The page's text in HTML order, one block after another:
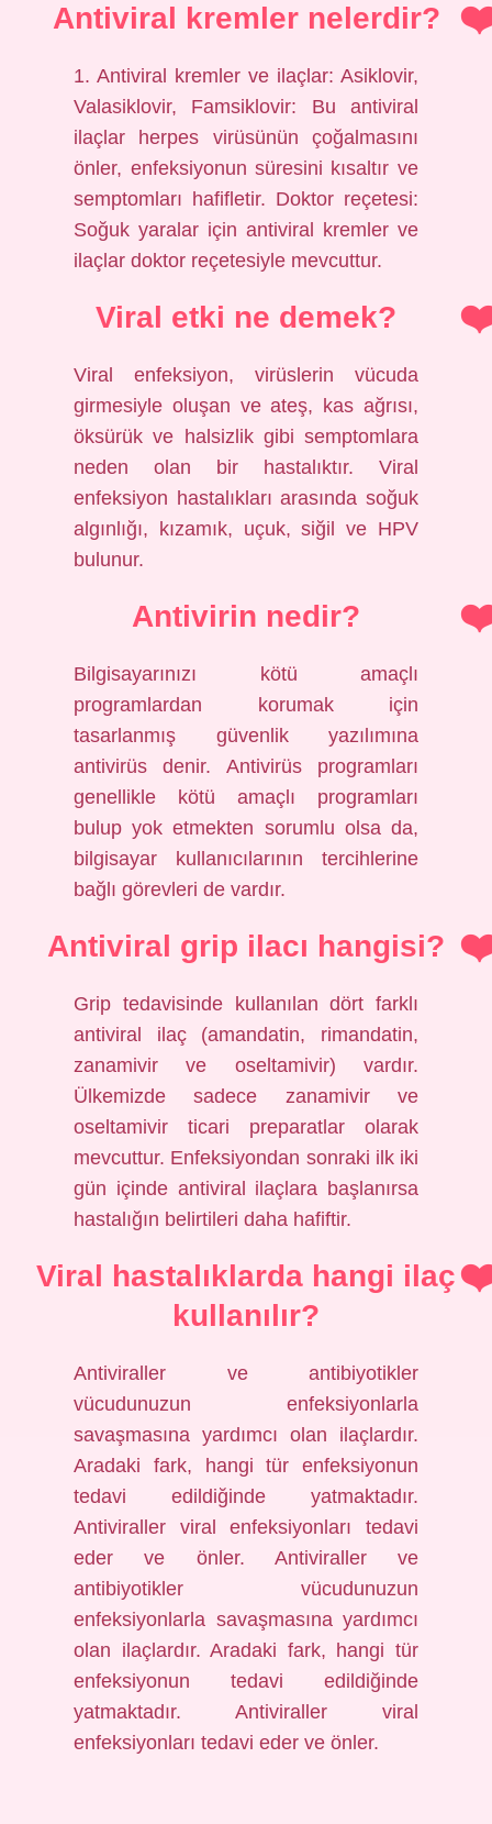
Antiviral kremler nelerdir?
1. Antiviral kremler ve ilaçlar: Asiklovir,
Valasiklovir, Famsiklovir: Bu antiviral
ilaçlar herpes virüsünün çoğalmasını
önler, enfeksiyonun süresini kısaltır ve
semptomları hafifletir. Doktor reçetesi:
Soğuk yaralar için antiviral kremler ve
ilaçlar doktor reçetesiyle mevcuttur.
Viral etki ne demek?
Viral enfeksiyon, virüslerin vücuda
girmesiyle oluşan ve ateş, kas ağrısı,
öksürük ve halsizlik gibi semptomlara
neden olan bir hastalıktır. Viral
enfeksiyon hastalıkları arasında soğuk
algınlığı, kızamık, uçuk, siğil ve HPV
bulunur.
Antivirin nedir?
Bilgisayarınızı kötü amaçlı
programlardan korumak için
tasarlanmış güvenlik yazılımına
antivirüs denir. Antivirüs programları
genellikle kötü amaçlı programları
bulup yok etmekten sorumlu olsa da,
bilgisayar kullanıcılarının tercihlerine
bağlı görevleri de vardır.
Antiviral grip ilacı hangisi?
Grip tedavisinde kullanılan dört farklı
antiviral ilaç (amandatin, rimandatin,
zanamivir ve oseltamivir) vardır.
Ülkemizde sadece zanamivir ve
oseltamivir ticari preparatlar olarak
mevcuttur. Enfeksiyondan sonraki ilk iki
gün içinde antiviral ilaçlara başlanırsa
hastalığın belirtileri daha hafiftir.
Viral hastalıklarda hangi ilaç
kullanılır?
Antiviraller ve antibiyotikler
vücudunuzun enfeksiyonlarla
savaşmasına yardımcı olan ilaçlardır.
Aradaki fark, hangi tür enfeksiyonun
tedavi edildiğinde yatmaktadır.
Antiviraller viral enfeksiyonları tedavi
eder ve önler. Antiviraller ve
antibiyotikler vücudunuzun
enfeksiyonlarla savaşmasına yardımcı
olan ilaçlardır. Aradaki fark, hangi tür
enfeksiyonun tedavi edildiğinde
yatmaktadır. Antiviraller viral
enfeksiyonları tedavi eder ve önler.